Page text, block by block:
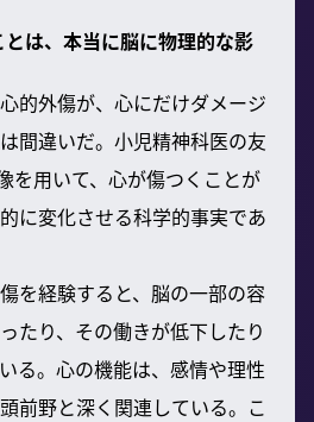
は、本当に脳に物理的な影
的外傷が、心にだけダメージ
間違いだ。小児精神科医の友
を用いて、心が傷つくことが
に変化させる科学的事実であ
を経験すると、脳の一部の容
たり、その働きが低下したり
る。心の機能は、感情や理性
前野と深く関連している。こ